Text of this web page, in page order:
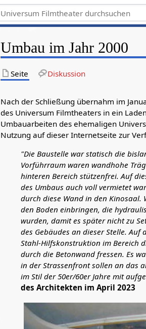
Umbau im Jahr 2000
Seite Diskussion
Nach der Schließung übernahm im
des Universum Filmtheaters in ein
Umbauarbeiten des ehemaligen
Nutzung auf dieser Internetseite zur
"Die Baustelle war statisch die
Vorführraum waren wandhohe
hinteren Bereich stützenfrei. Auf
des Umbaus auch voll vermietet
durch diese Wand in den Kinosaal.
den Boden einbringen, die
wurden, damit es später nicht zu
des Gebäudes an dieser Stelle.
Stahl-Hilfskonstruktion im Bereich
durch die Betonwand fressen. Es
in der Strassenfront sollen an das
im Stil der 50er/60er Jahre mit
des Architekten im April 2023